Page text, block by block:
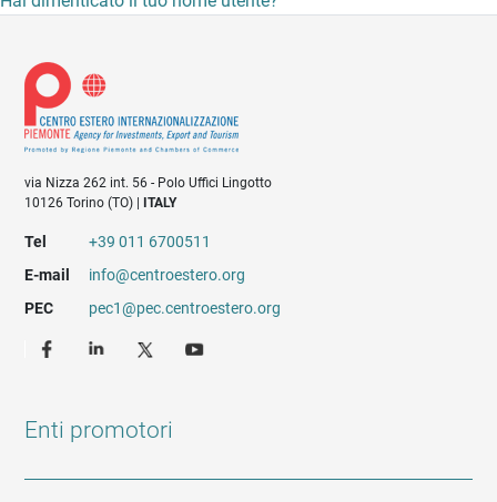
via Nizza 262 int. 56 - Polo Uffici Lingotto
10126 Torino (TO) |
ITALY
Tel
+39 011 6700511
E-mail
info@centroestero.org
PEC
pec1@pec.centroestero.org
Enti promotori